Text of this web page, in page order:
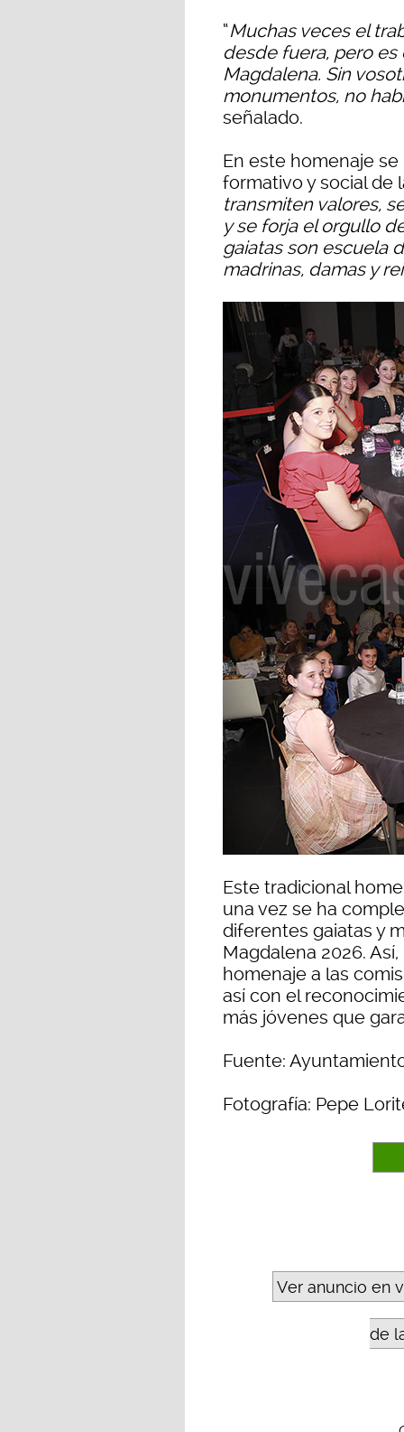
“Muchas veces el
desde fuera, pero
Magdalena. Sin
monumentos, no
señalado.
En este homenaje
formativo y social de
transmiten valores,
y se forja el orgullo
gaiatas son escuela
madrinas, damas y
Este tradicional
una vez se ha
diferentes gaiatas y
Magdalena 2026.
homenaje a las
así con el
más jóvenes que
Fuente:
Fotografía: Pepe
Ver anuncio en
de